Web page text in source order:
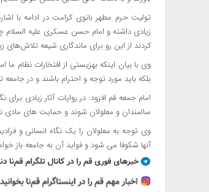
تولیت حرم مطهر بانوی کرامت در ادامه با
زیادی داشته و امام حسن عسکری علیه السلام
کردند از این رو برای ماندگاری شیعه تلاش‌های
وی با بیان اینکه بهزیستی از افتخارات نظام
بلکه باید مورد توجه و احترام باشند و در جامعه
امام جمعه قم افزود: در روایات آثار زیادی
سالمندان و معلولان شوند و حمایت های مادی
وی توجه به معلولان را یک نگاه انسانی و
آنها شکوفا می شود و فواید آن به جامعه باز